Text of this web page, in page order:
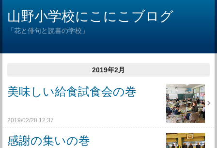
山野小学校にこにこブログ
「花と俳句と読書の学校」
2019年2月
美味しい給食試食会の巻
2019/02/28 12:37
感謝の集いの巻